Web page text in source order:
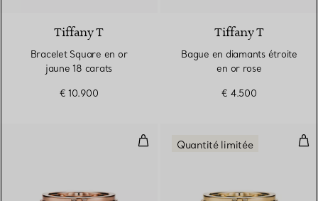
Tiffany T
Bracelet Square en or
jaune 18 carats
€ 10.900
Tiffany T
Bague en diamants étroite
en or rose
€ 4.500
Bague étroite en or rose
Quantité limitée